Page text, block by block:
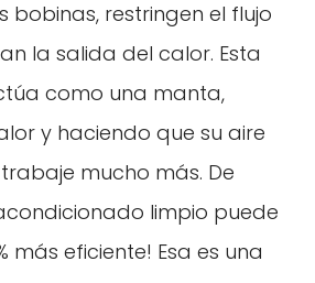
bobinas, restringen el flujo
la salida del calor. Esta
como una manta,
y haciendo que su aire
mucho más. De
limpio puede
más eficiente! Esa es una